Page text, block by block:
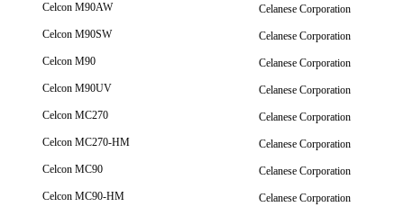
Celcon M90AW
Celanese Corporation
Celcon M90SW
Celanese Corporation
Celcon M90
Celanese Corporation
Celcon M90UV
Celanese Corporation
Celcon MC270
Celanese Corporation
Celcon MC270-HM
Celanese Corporation
Celcon MC90
Celanese Corporation
Celcon MC90-HM
Celanese Corporation